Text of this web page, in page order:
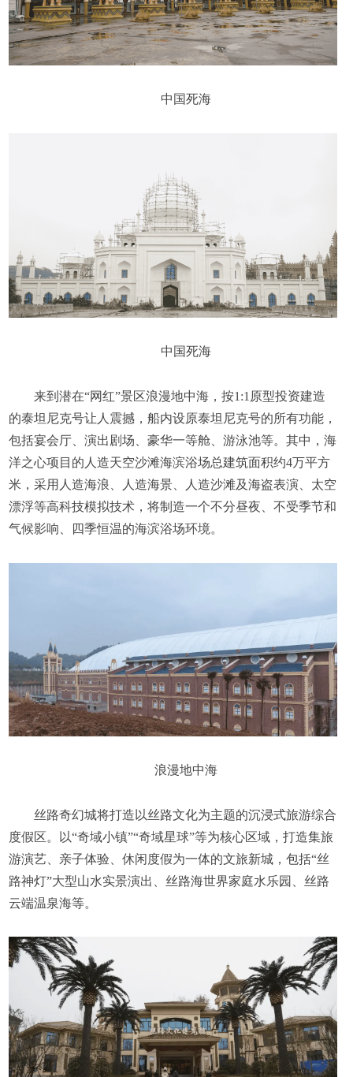
中国死海
中国死海
来到潜在“网红”景区浪漫地中海，按1:1原型投资建造
的泰坦尼克号让人震撼，船内设原泰坦尼克号的所有功能，
包括宴会厅、演出剧场、豪华一等舱、游泳池等。其中，海
洋之心项目的人造天空沙滩海滨浴场总建筑面积约4万平方
米，采用人造海浪、人造海景、人造沙滩及海盗表演、太空
漂浮等高科技模拟技术，将制造一个不分昼夜、不受季节和
气候影响、四季恒温的海滨浴场环境。
浪漫地中海
丝路奇幻城将打造以丝路文化为主题的沉浸式旅游综合
度假区。以“奇域小镇”“奇域星球”等为核心区域，打造集旅
游演艺、亲子体验、休闲度假为一体的文旅新城，包括“丝
路神灯”大型山水实景演出、丝路海世界家庭水乐园、丝路
云端温泉海等。